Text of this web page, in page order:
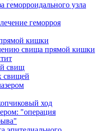
геморроидального узла
геморроя
кишки
свища прямой кишки
свищ
свищей
ход
"операция